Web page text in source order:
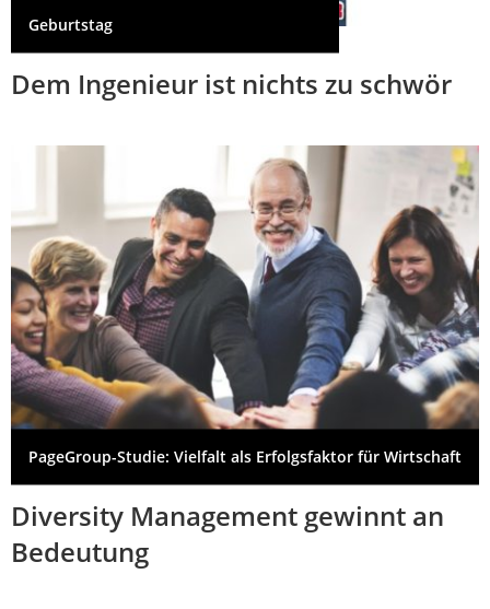
Geburtstag
Dem Ingenieur ist nichts zu schwör
PageGroup-Studie: Vielfalt als Erfolgsfaktor für Wirtschaft
Diversity Management gewinnt an
Bedeutung